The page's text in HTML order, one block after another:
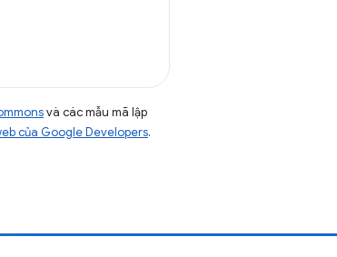
và các mẫu mã lập
của Google Developers.